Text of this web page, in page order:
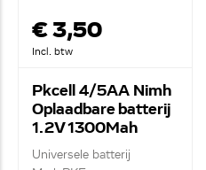
€ 3,50
Incl. btw
Pkcell 4/5AA Nimh
Oplaadbare batterij
1.2V 1300Mah
Universele batterij